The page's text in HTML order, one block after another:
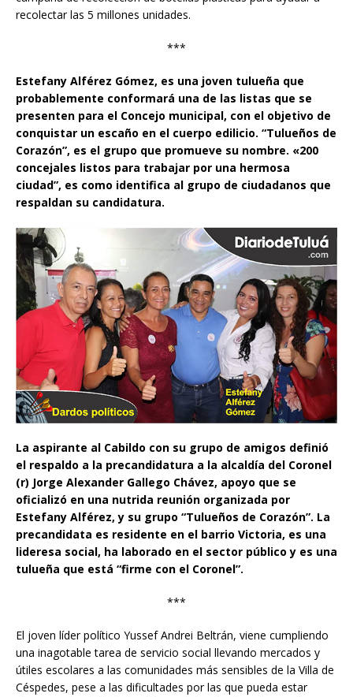
recolectar las 5 millones unidades.
***
Estefany Alférez Gómez, es una joven tulueña que
probablemente conformará una de las listas que se
presenten para el Concejo municipal, con el objetivo de
conquistar un escaño en el cuerpo edilicio. “Tulueños de
Corazón”, es el grupo que promueve su nombre. «200
concejales listos para trabajar por una hermosa
ciudad”, es como identifica al grupo de ciudadanos que
respaldan su candidatura.
La aspirante al Cabildo con su grupo de amigos definió
el respaldo a la precandidatura a la alcaldía del Coronel
(r) Jorge Alexander Gallego Chávez, apoyo que se
oficializó en una nutrida reunión organizada por
Estefany Alférez, y su grupo “Tulueños de Corazón”. La
precandidata es residente en el barrio Victoria, es una
lideresa social, ha laborado en el sector público y es una
tulueña que está “firme con el Coronel”.
***
El joven líder político Yussef Andrei Beltrán, viene cumpliendo
una inagotable tarea de servicio social llevando mercados y
útiles escolares a las comunidades más sensibles de la Villa de
Céspedes, pese a las dificultades por las que pueda estar